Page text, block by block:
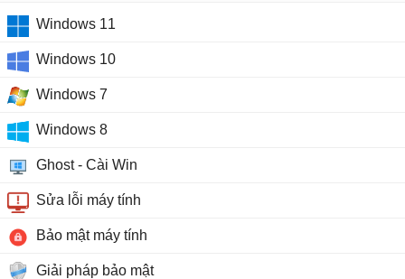
Windows 11
Windows 10
Windows 7
Windows 8
Ghost - Cài Win
Sửa lỗi máy tính
Bảo mật máy tính
Giải pháp bảo mật